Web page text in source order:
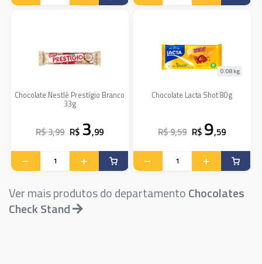
Chocolate Nestlé Prestígio Branco
33g
R$ 3,99 R$ 3,99
Chocolate Lacta Shot 80g
0.08 kg
R$ 9,59 R$ 9,59
Ver mais produtos do departamentoChocolates
Check Stand